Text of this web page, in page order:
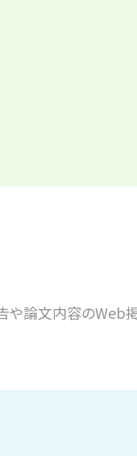
や論文内容のWeb